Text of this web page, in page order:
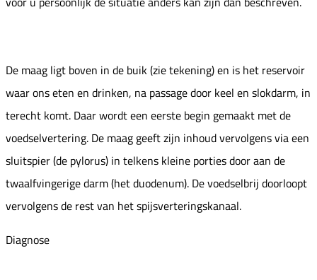
De maag ligt boven in de buik (zie tekening) en is het reservoir
waar ons eten en drinken, na passage door keel en slokdarm, in
terecht komt. Daar wordt een eerste begin gemaakt met de
voedselvertering. De maag geeft zijn inhoud vervolgens via een
sluitspier (de pylorus) in telkens kleine porties door aan de
twaalfvingerige darm (het duodenum). De voedselbrij doorloopt
vervolgens de rest van het spijsverteringskanaal.
Diagnose